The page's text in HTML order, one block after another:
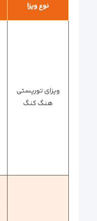
نوع ویزا
ویزای توریستی
هنگ کنگ